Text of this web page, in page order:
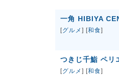
一角 HIBIYA
[グルメ ] [和食]
つきじ千鮨 ペリ
[グルメ ] [和食]